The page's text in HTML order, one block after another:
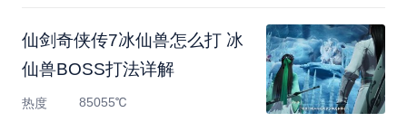
仙剑奇侠传7冰仙兽怎么打 冰
仙兽BOSS打法详解
热度 85055℃